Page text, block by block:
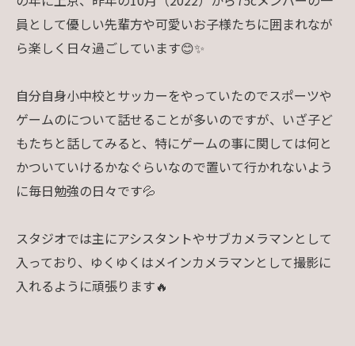
員として優しい先輩方や可愛いお子様たちに囲まれなが
ら楽しく日々過ごしています😊✨
自分自身小中校とサッカーをやっていたのでスポーツや
ゲームのについて話せることが多いのですが、いざ子ど
もたちと話してみると、特にゲームの事に関しては何と
かついていけるかなぐらいなので置いて行かれないよう
に毎日勉強の日々です💦
スタジオでは主にアシスタントやサブカメラマンとして
入っており、ゆくゆくはメインカメラマンとして撮影に
入れるように頑張ります🔥